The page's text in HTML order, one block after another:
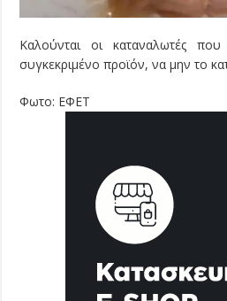
Καλούνται οι καταναλωτές
συγκεκριμένο προϊόν, να μην το
Φωτο: ΕΦΕΤ